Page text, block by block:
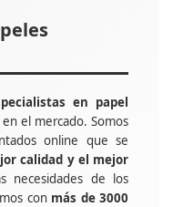
en papel
en el mercado. Somos
online que se
calidad y el mejor
necesidades de los
con más de 3000